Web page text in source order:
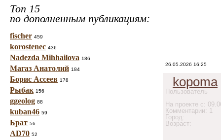
Топ 15
по дополненным публикациям:
fischer 459
korostenec 436
Nadezda Mihhailova 186
Магаз Анатолий 184
Борис Ассеев 178
Рыбак 156
ggeolog 88
kuban46 59
Брат 56
AD70 52
26.05.2026 16:25
kopoma
Пользователь
На проекте с:
Комментарии: 1
Город:
Возраст: